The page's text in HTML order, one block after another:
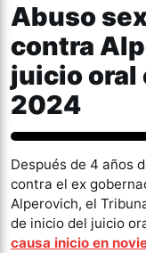
Abuso
contra
juicio oral
2024
Género y Diversidad
Después de 4 años
contra el ex
Alperovich, el
de inicio del juicio
causa inicio en